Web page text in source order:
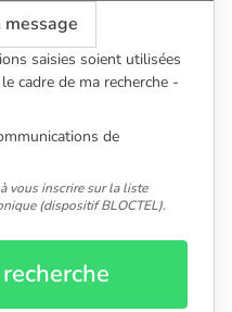
message
saisies soient utilisées
cadre de ma recherche -
de
vous inscrire sur la liste
(dispositif BLOCTEL).